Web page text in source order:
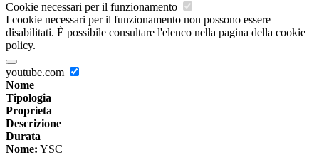
Cookie necessari per il funzionamento
I cookie necessari per il funzionamento non possono essere
disabilitati. È possibile consultare l'elenco nella pagina della cookie
policy.
youtube.com
Nome
Tipologia
Proprieta
Descrizione
Durata
Nome: YSC